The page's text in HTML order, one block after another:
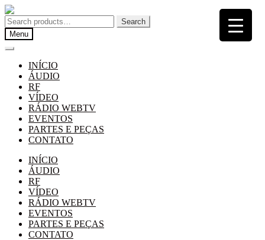
Pular
para
navegação
Pular
para
o
conteúdo
Search
for:
Search
Menu
INÍCIO
ÁUDIO
RF
VÍDEO
RÁDIO WEBTV
EVENTOS
PARTES E PEÇAS
CONTATO
INÍCIO
ÁUDIO
RF
VÍDEO
RÁDIO WEBTV
EVENTOS
PARTES E PEÇAS
CONTATO